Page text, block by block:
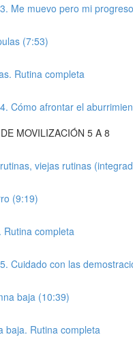
Me muevo pero mi
(7:53)
Rutina completa
Cómo afrontar el
MOVILIZACIÓN 5 A 8
viejas rutinas
(9:19)
Rutina completa
Cuidado con las
baja (10:39)
baja. Rutina completa